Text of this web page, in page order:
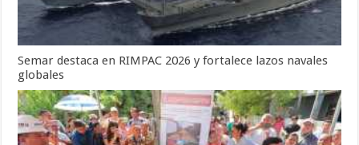
Semar destaca en RIMPAC 2026 y fortalece lazos navales
globales